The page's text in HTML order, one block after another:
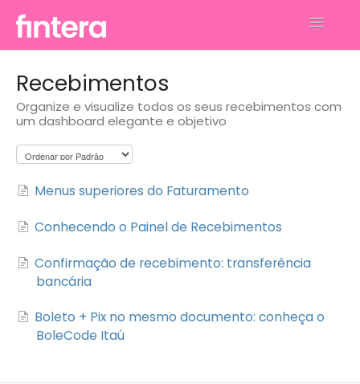
Toggle
Financeiro
Gerenciar Perfil e Conta
Contato
Recebimentos
Organize e visualize todos os seus recebimentos com
um dashboard elegante e objetivo
Menus superiores do Faturamento
Conhecendo o Painel de Recebimentos
Confirmação de recebimento: transferência
bancária
Boleto + Pix no mesmo documento: conheça o
BoleCode Itaú